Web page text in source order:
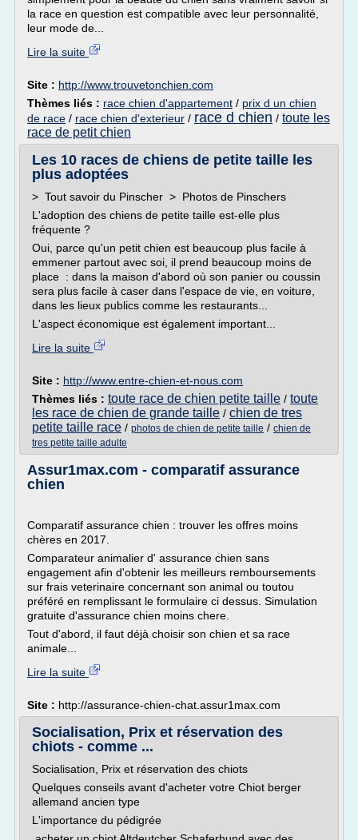
la race en question est compatible avec leur personnalité,
leur mode de...
Lire la suite
Site : http://www.trouvetonchien.com
Thèmes liés : race chien d'appartement / prix d un chien
de race / race chien d'exterieur / race d chien / toute les
race de petit chien
Les 10 races de chiens de petite taille les
plus adoptées
> Tout savoir du Pinscher > Photos de Pinschers
L'adoption des chiens de petite taille est-elle plus
fréquente ?
Oui, parce qu'un petit chien est beaucoup plus facile à
emmener partout avec soi, il prend beaucoup moins de
place : dans la maison d'abord où son panier ou coussin
sera plus facile à caser dans l'espace de vie, en voiture,
dans les lieux publics comme les restaurants...
L'aspect économique est également important...
Lire la suite
Site : http://www.entre-chien-et-nous.com
Thèmes liés : toute race de chien petite taille / toute
les race de chien de grande taille / chien de tres
petite taille race / photos de chien de petite taille / chien de
tres petite taille adulte
Assur1max.com - comparatif assurance
chien
Comparatif assurance chien : trouver les offres moins
chères en 2017.
Comparateur animalier d' assurance chien sans
engagement afin d'obtenir les meilleurs remboursements
sur frais veterinaire concernant son animal ou toutou
préféré en remplissant le formulaire ci dessus. Simulation
gratuite d'assurance chien moins chere.
Tout d'abord, il faut déjà choisir son chien et sa race
animale...
Lire la suite
Site : http://assurance-chien-chat.assur1max.com
Socialisation, Prix et réservation des
chiots - comme ...
Socialisation, Prix et réservation des chiots
Quelques conseils avant d'acheter votre Chiot berger
allemand ancien type
L'importance du pédigrée